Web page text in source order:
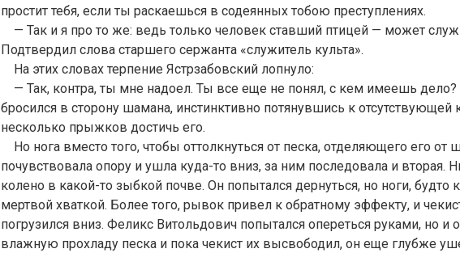
простит тебя, если ты раскаешься в содеянных тобою преступлениях.
— Так и я про то же: ведь только человек ставший птицей — может
Подтвердил слова старшего сержанта «служитель культа».
На этих словах терпение Ястрзабовский лопнуло:
— Так, контра, ты мне надоел. Ты все еще не понял, с кем имеешь
бросился в сторону шамана, инстинктивно потянувшись к отсутствующей
несколько прыжков достичь его.
Но нога вместо того, чтобы оттолкнуться от песка, отделяющего его от
почувствовала опору и ушла куда-то вниз, за ним последовала и вторая.
колено в какой-то зыбкой почве. Он попытался дернуться, но ноги, будто
мертвой хваткой. Более того, рывок привел к обратному эффекту, и
погрузился вниз. Феликс Витольдович попытался опереться руками, но и
влажную прохладу песка и пока чекист их высвободил, он еще глубже